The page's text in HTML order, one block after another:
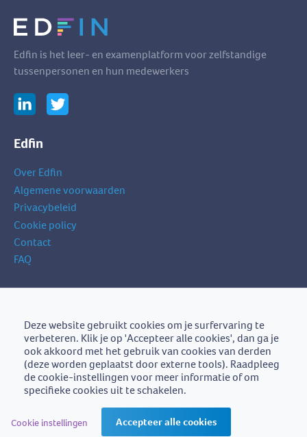
Edfin is het leer- en examenplatform voor zelfstandige
tussenpersonen en hun medewerkers
Edfin
Over Edfin
Algemene voorwaarden
Privacybeleid
Cookie policy
Contact
FAQ
Schrijf je in op onze nieuwsbrief
mailadres
Schrijf je in
BZB-Fedafin
Edfin vzw - Einestraat 21, 9700 Oudenaarde - BE0672.757.653 -
Deze website gebruikt cookies om je surfervaring te
verbeteren. Klik je op 'Accepteer alle cookies', dan ga je
ook akkoord met het gebruik van cookies van derden
(deze worden geplaatst door externe tools). Raadpleeg
de cookie-instellingen voor meer informatie of om
specifieke cookies uit te schakelen.
Cookie instellingen Accepteer alle cookies